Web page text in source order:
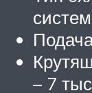
– 7